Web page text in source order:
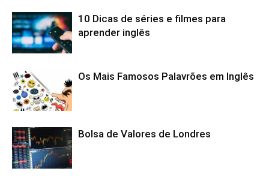
10 Dicas de séries e filmes para
aprender inglês
Os Mais Famosos Palavrões em Inglês
Bolsa de Valores de Londres